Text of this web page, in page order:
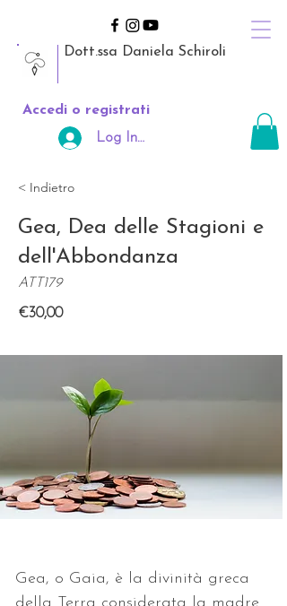
Dott.ssa Daniela Schiroli
Accedi o registrati
Log In Area Riservata
< Indietro
Gea, Dea delle Stagioni e
dell'Abbondanza
ATT179
€30,00
Gea, o Gaia, è la divinità greca
della Terra considerata la madre